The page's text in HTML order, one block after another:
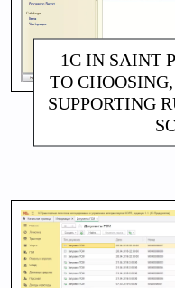
1C IN SAINT
TO
SUPPORTING